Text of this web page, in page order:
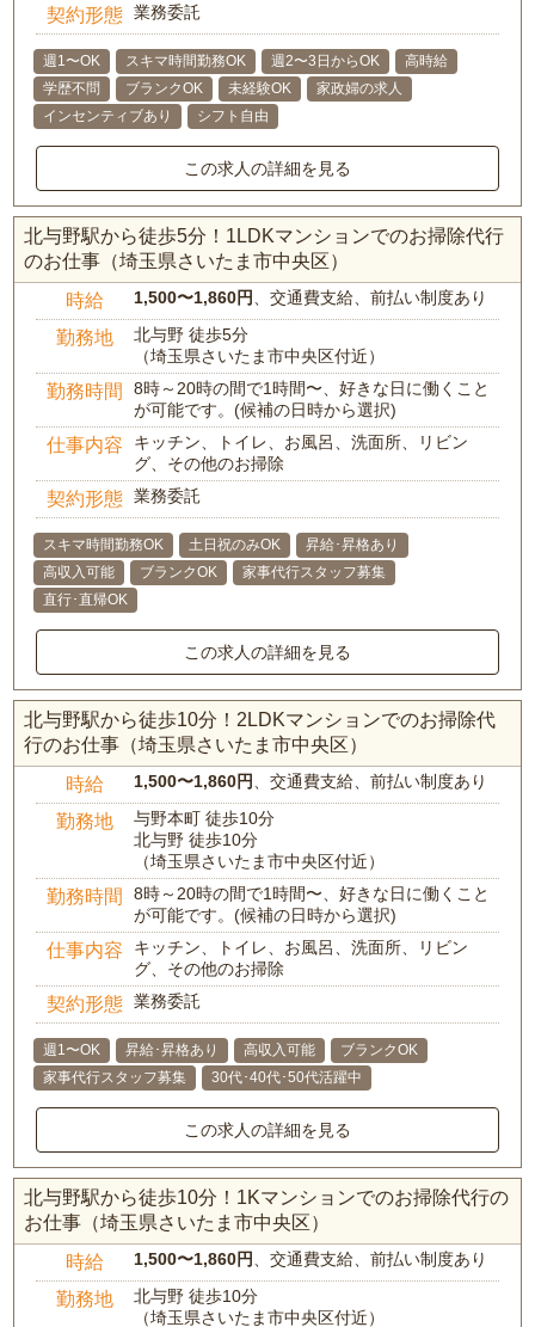
契約形態 業務委託
週1〜OK スキマ時間勤務OK 週2〜3日からOK
高時給
学歴不問
ブランクOK 未経験OK
家政婦の求人
インセンティブあり
シフト自由
この求人の詳細を見る
北与野駅から徒歩5分！1LDKマンションでのお掃除代行
のお仕事（埼玉県さいたま市中央区）
時給 1,500〜1,860円、交通費支給、前払い制度あり
勤務地
北与野 徒歩5分
（埼玉県さいたま市中央区付近）
勤務時間
8時～20時の間で1時間〜、好きな日に働くこと
が可能です。(候補の日時から選択)
仕事内容
キッチン、トイレ、お風呂、洗面所、リビン
グ、その他のお掃除
契約形態 業務委託
スキマ時間勤務OK 土日祝のみOK
昇給･昇格あり
高収入可能
ブランクOK
家事代行スタッフ募集
直行･直帰OK
この求人の詳細を見る
北与野駅から徒歩10分！2LDKマンションでのお掃除代
行のお仕事（埼玉県さいたま市中央区）
時給 1,500〜1,860円、交通費支給、前払い制度あり
勤務地
与野本町 徒歩10分
北与野 徒歩10分
（埼玉県さいたま市中央区付近）
勤務時間
8時～20時の間で1時間〜、好きな日に働くこと
が可能です。(候補の日時から選択)
仕事内容
キッチン、トイレ、お風呂、洗面所、リビン
グ、その他のお掃除
契約形態 業務委託
週1〜OK 昇給･昇格あり 高収入可能
ブランクOK
家事代行スタッフ募集
30代･40代･50代活躍中
この求人の詳細を見る
北与野駅から徒歩10分！1Kマンションでのお掃除代行の
お仕事（埼玉県さいたま市中央区）
時給 1,500〜1,860円、交通費支給、前払い制度あり
勤務地
北与野 徒歩10分
（埼玉県さいたま市中央区付近）